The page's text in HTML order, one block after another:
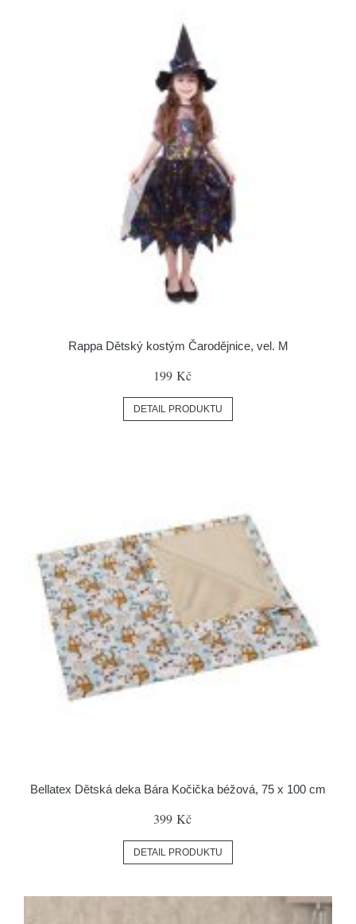
Rappa Dětský kostým Čarodějnice, vel. M
199 Kč
DETAIL PRODUKTU
Bellatex Dětská deka Bára Kočička béžová, 75 x 100 cm
399 Kč
DETAIL PRODUKTU